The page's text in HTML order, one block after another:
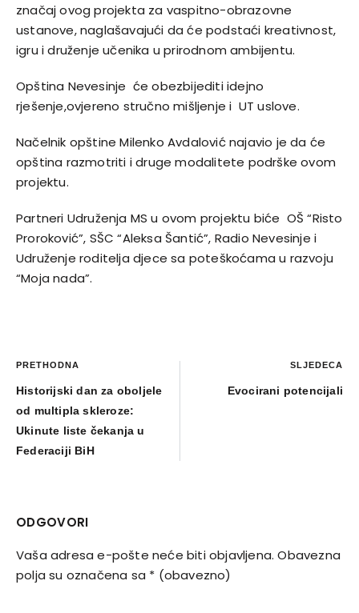
značaj ovog projekta za vaspitno-obrazovne
ustanove, naglašavajući da će podstaći kreativnost,
igru i druženje učenika u prirodnom ambijentu.
Opština Nevesinje će obezbijediti idejno
rješenje,ovjereno stručno mišljenje i UT uslove.
Načelnik opštine Milenko Avdalović najavio je da će
opština razmotriti i druge modalitete podrške ovom
projektu.
Partneri Udruženja MS u ovom projektu biće OŠ “Risto
Proroković”, SŠC “Aleksa Šantić”, Radio Nevesinje i
Udruženje roditelja djece sa poteškoćama u razvoju
“Moja nada”.
PRETHODNA
Historijski dan za oboljele
od multipla skleroze:
Ukinute liste čekanja u
Federaciji BiH
SLJEDEĆA
Evocirani potencijali
ODGOVORI
Vaša adresa e-pošte neće biti objavljena. Obavezna
polja su označena sa * (obavezno)